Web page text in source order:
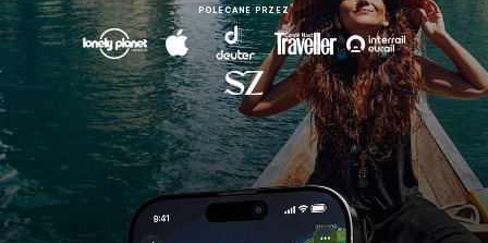
POLECANE PRZEZ